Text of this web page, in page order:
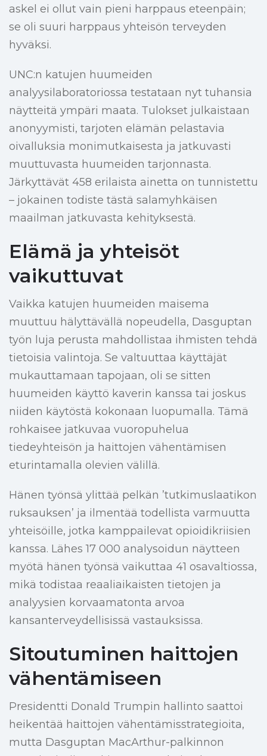
askel ei ollut vain pieni harppaus eteenpäin;
se oli suuri harppaus yhteisön terveyden
hyväksi.
UNC:n katujen huumeiden
analyysilaboratoriossa testataan nyt tuhansia
näytteitä ympäri maata. Tulokset julkaistaan
anonyymisti, tarjoten elämän pelastavia
oivalluksia monimutkaisesta ja jatkuvasti
muuttuvasta huumeiden tarjonnasta.
Järkyttävät 458 erilaista ainetta on tunnistettu
– jokainen todiste tästä salamyhkäisen
maailman jatkuvasta kehityksestä.
Elämä ja yhteisöt
vaikuttuvat
Vaikka katujen huumeiden maisema
muuttuu hälyttävällä nopeudella, Dasguptan
työn luja perusta mahdollistaa ihmisten tehdä
tietoisia valintoja. Se valtuuttaa käyttäjät
mukauttamaan tapojaan, oli se sitten
huumeiden käyttö kaverin kanssa tai joskus
niiden käytöstä kokonaan luopumalla. Tämä
rohkaisee jatkuvaa vuoropuhelua
tiedeyhteisön ja haittojen vähentämisen
eturintamalla olevien välillä.
Hänen työnsä ylittää pelkän ’tutkimuslaatikon
ruksauksen’ ja ilmentää todellista varmuutta
yhteisöille, jotka kamppailevat opioidikriisien
kanssa. Lähes 17 000 analysoidun näytteen
myötä hänen työnsä vaikuttaa 41 osavaltiossa,
mikä todistaa reaaliaikaisten tietojen ja
analyysien korvaamatonta arvoa
kansanterveydellisissä vastauksissa.
Sitoutuminen haittojen
vähentämiseen
Presidentti Donald Trumpin hallinto saattoi
heikentää haittojen vähentämisstrategioita,
mutta Dasguptan MacArthur-palkinnon